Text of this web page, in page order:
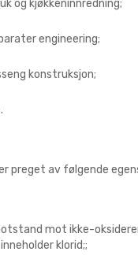
og kjøkkeninnredning;
engineering;
konstruksjon;
preget av følgende
mot ikke-
klorid;;